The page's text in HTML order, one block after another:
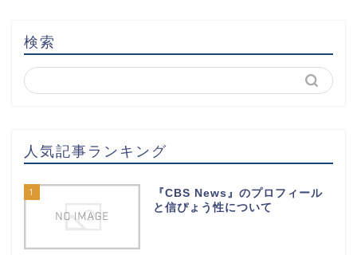
検索
人気記事ランキング
1
『CBS News』のプロフィール
と信ぴょう性について